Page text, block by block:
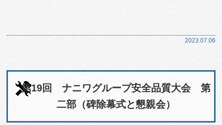
2023.07.06
第19回 ナニワグループ安全品質大会 第
二部（碑除幕式と懇親会）